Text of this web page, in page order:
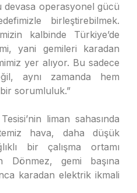
devasa operasyonel gücü
birleştirebilmek.
kalbinde Türkiye’de
yani gemileri karadan
yer alıyor. Bu sadece
aynı zamanda hem
sorumluluk.”
liman sahasında
hava, daha düşük
bir çalışma ortamı
Dönmez, gemi başına
karadan elektrik ikmali